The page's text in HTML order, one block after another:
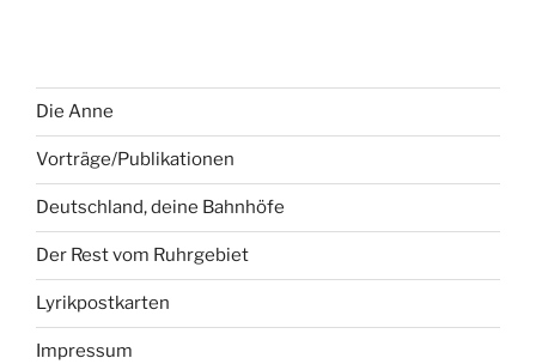
Die Anne
Vorträge/Publikationen
Deutschland, deine Bahnhöfe
Der Rest vom Ruhrgebiet
Lyrikpostkarten
Impressum